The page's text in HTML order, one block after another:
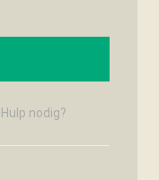
Hulp nodig?